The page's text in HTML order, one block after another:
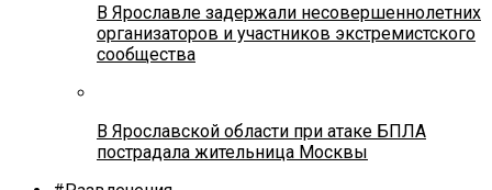
В Ярославле задержали несовершеннолетних
организаторов и участников экстремистского
сообщества
В Ярославской области при атаке БПЛА
пострадала жительница Москвы